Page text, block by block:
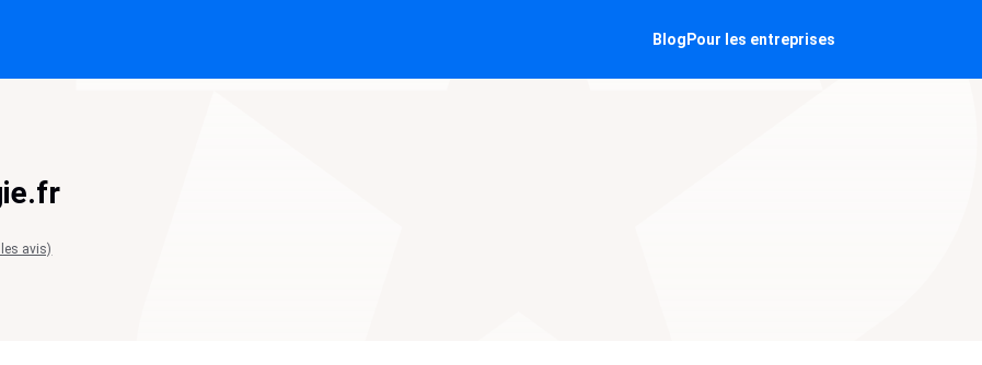
Blog Pour les entreprises
avis)